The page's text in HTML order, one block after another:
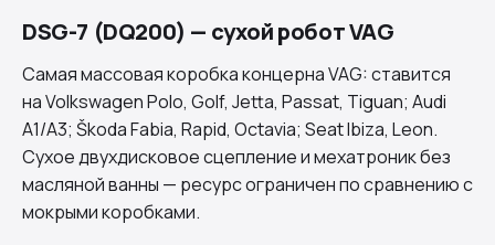
DSG-7 (DQ200) — сухой робот VAG
Самая массовая коробка концерна VAG: ставится
на Volkswagen Polo, Golf, Jetta, Passat, Tiguan; Audi
A1/A3; Škoda Fabia, Rapid, Octavia; Seat Ibiza, Leon.
Сухое двухдисковое сцепление и мехатроник без
масляной ванны — ресурс ограничен по сравнению с
мокрыми коробками.